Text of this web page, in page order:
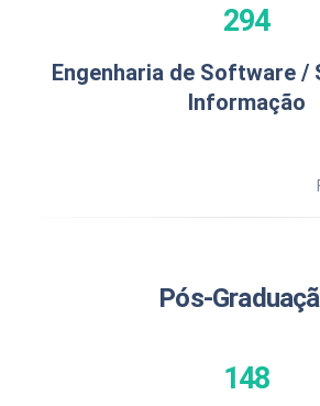
294
Engenharia de Software /
Informação
Pós-
148